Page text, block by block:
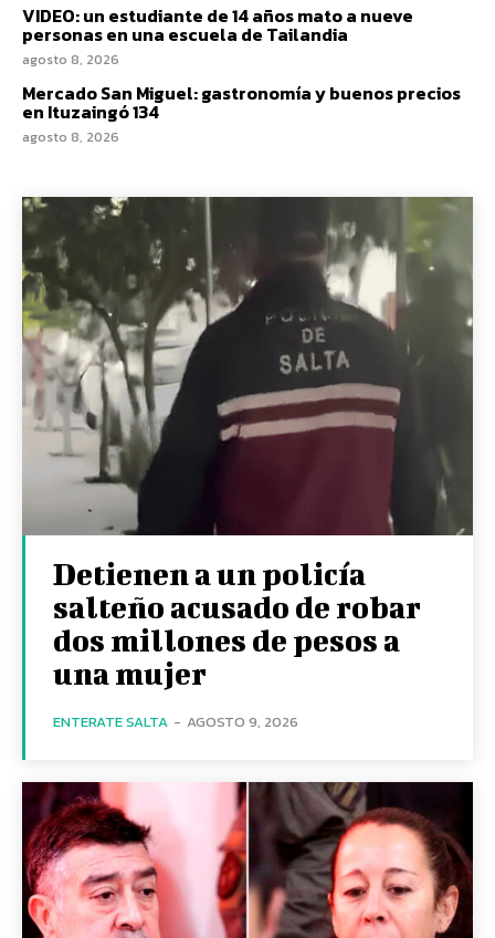
VIDEO: un estudiante de 14 años mato a nueve
personas en una escuela de Tailandia
agosto 8, 2026
Mercado San Miguel: gastronomía y buenos precios
en Ituzaingó 134
agosto 8, 2026
Detienen a un policía
salteño acusado de robar
dos millones de pesos a
una mujer
ENTERATE SALTA - AGOSTO 9, 2026